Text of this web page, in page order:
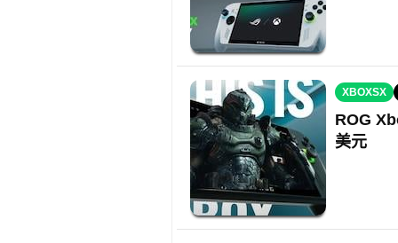
XBOXSX
ROG
美元